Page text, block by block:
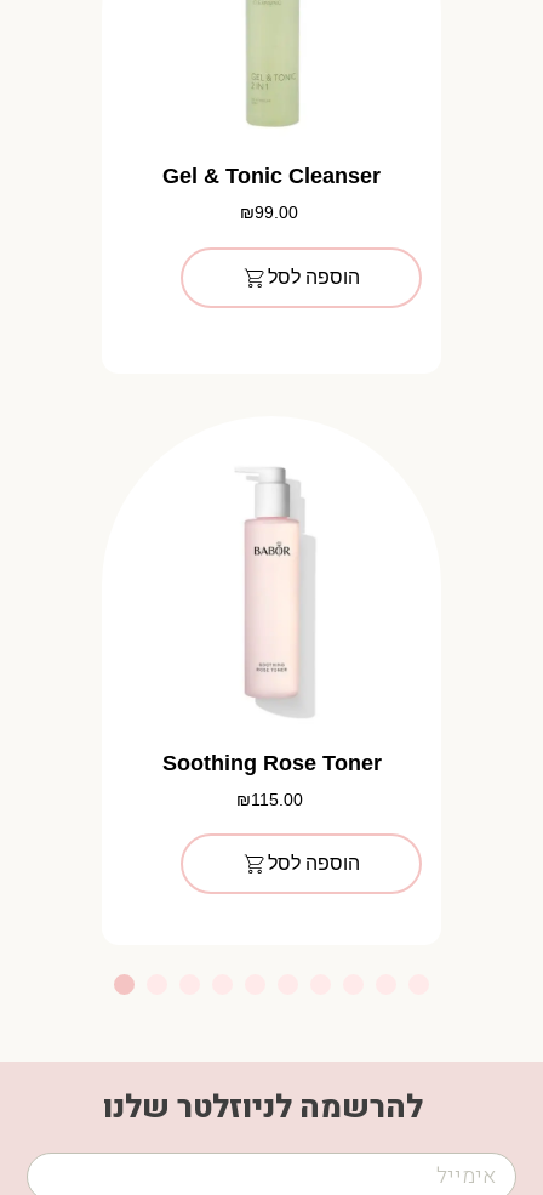
Gel & Tonic Cleanser
99.00
₪
הוספה לסל
Soothing Rose Toner
115.00
₪
הוספה לסל
להרשמה לניוזלטר שלנו